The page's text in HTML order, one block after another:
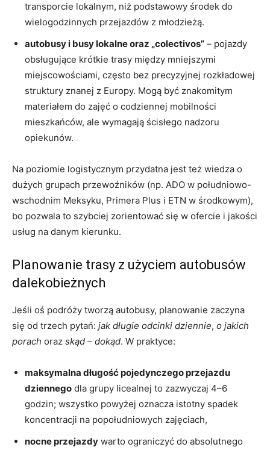
transporcie lokalnym, niż podstawowy środek do
wielogodzinnych przejazdów z młodzieżą.
autobusy i busy lokalne oraz „colectivos” – pojazdy
obsługujące krótkie trasy między mniejszymi
miejscowościami, często bez precyzyjnej rozkładowej
struktury znanej z Europy. Mogą być znakomitym
materiałem do zajęć o codziennej mobilności
mieszkańców, ale wymagają ścisłego nadzoru
opiekunów.
Na poziomie logistycznym przydatna jest też wiedza o
dużych grupach przewoźników (np. ADO w południowo-
wschodnim Meksyku, Primera Plus i ETN w środkowym),
bo pozwala to szybciej zorientować się w ofercie i jakości
usług na danym kierunku.
Planowanie trasy z użyciem autobusów
dalekobieżnych
Jeśli oś podróży tworzą autobusy, planowanie zaczyna
się od trzech pytań: jak długie odcinki dziennie, o jakich
porach oraz skąd – dokąd. W praktyce:
maksymalna długość pojedynczego przejazdu
dziennego dla grupy licealnej to zazwyczaj 4–6
godzin; wszystko powyżej oznacza istotny spadek
koncentracji na popołudniowych zajęciach,
nocne przejazdy warto ograniczyć do absolutnego